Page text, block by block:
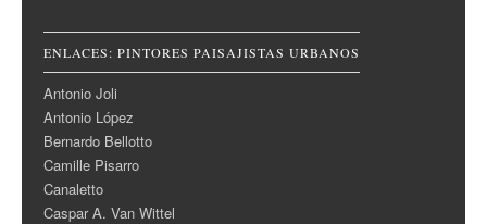
ENLACES: PINTORES PAISAJISTAS URBANOS
Antonio Joli
Antonio López
Bernardo Bellotto
Camille Pisarro
Canaletto
Caspar A. Van Wittel